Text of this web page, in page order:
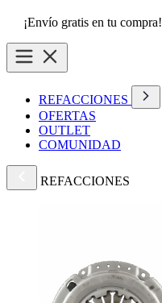
¡Envío gratis en tu compra!
REFACCIONES
OFERTAS
OUTLET
COMUNIDAD
REFACCIONES